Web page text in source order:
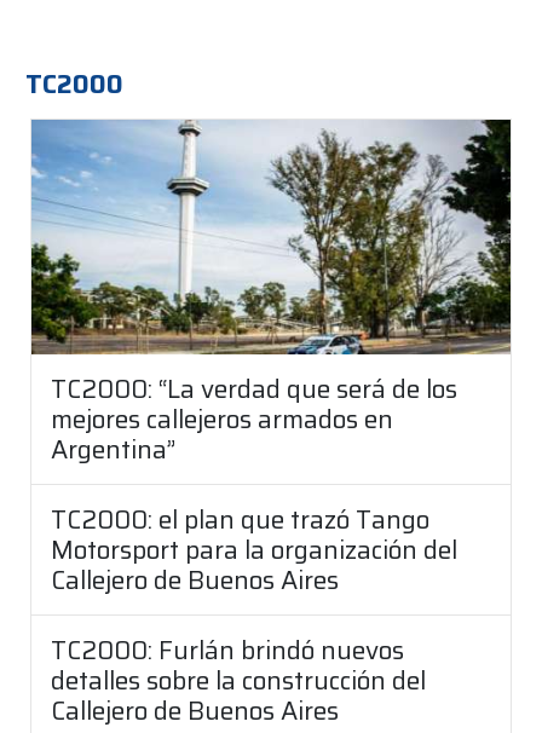
TC2000
TC2000: “La verdad que será de los
mejores callejeros armados en
Argentina”
TC2000: el plan que trazó Tango
Motorsport para la organización del
Callejero de Buenos Aires
TC2000: Furlán brindó nuevos
detalles sobre la construcción del
Callejero de Buenos Aires